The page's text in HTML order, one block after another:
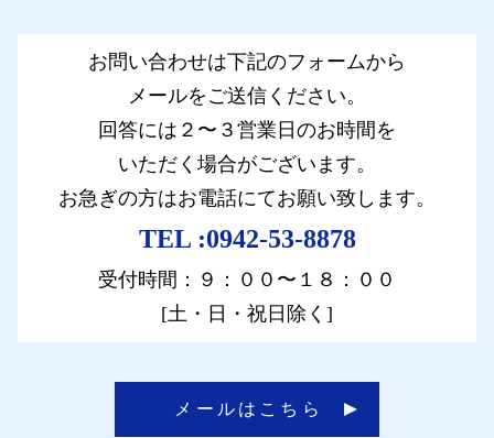
お問い合わせは下記のフォームから
メールをご送信ください。
回答には２〜３営業日のお時間を
いただく場合がございます。
お急ぎの方はお電話にてお願い致します。
TEL :0942-53-8878
受付時間：９：００〜１８：００
[土・日・祝日除く]
メールはこちら